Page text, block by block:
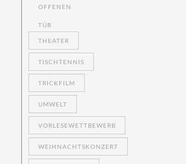
OFFENEN
TÜR
THEATER
TISCHTENNIS
TRICKFILM
UMWELT
VORLESEWETTBEWERB
WEIHNACHTSKONZERT